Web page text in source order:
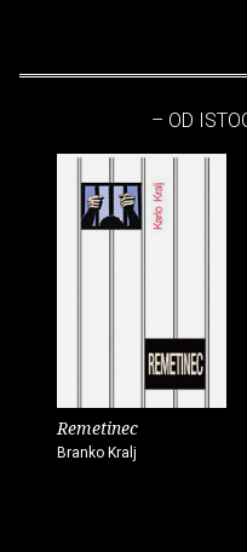
– OD
Remetinec
Branko Kralj